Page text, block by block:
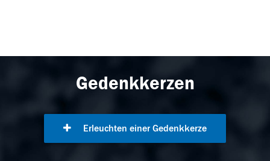
Gedenkkerzen
Erleuchten einer Gedenkkerze